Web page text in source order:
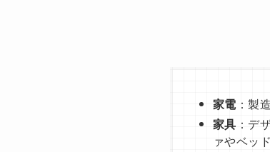
家電：製
家具 ：デ
ァやベッ